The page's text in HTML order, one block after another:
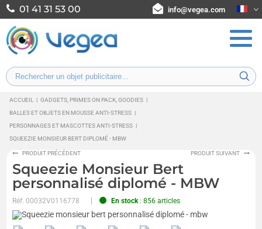
01 41 31 53 00 info@vegea.com
ACCUEIL | GADGETS, PRIMES ON PACK, GOODIES |
BALLES ET OBJETS EN MOUSSE ANTI-STRESS |
PERSONNAGES ET MASCOTTES ANTI-STRESS |
SQUEEZIE MONSIEUR BERT DIPLOMÉ - MBW
PRODUIT PRÉCÉDENT PRODUIT SUIVANT
Squeezie Monsieur Bert
personnalisé diplomé - MBW
Réf.00032V0116778 En stock: 856 articles